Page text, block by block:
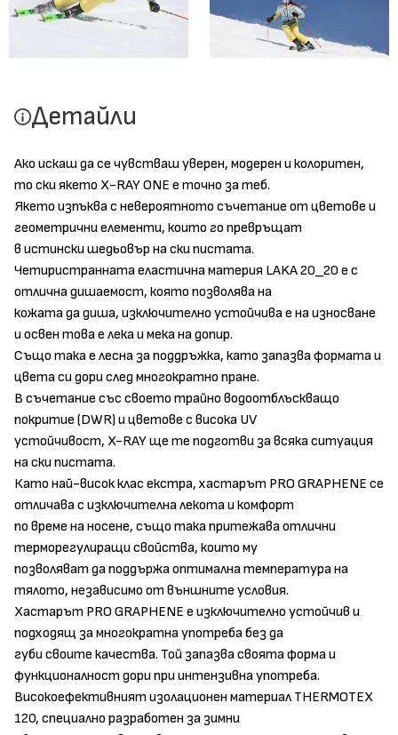
Детайли
Ако искаш да се чувстваш уверен, модерен и колоритен,
то ски якето Х-RAY ONE е точно за теб.
Якето изпъква с невероятното съчетание от цветове и
геометрични елементи, които го превръщат
в истински шедьовър на ски пистата.
Четиристранната еластична материя LAKA 20_20 е с
отлична дишаемост, която позволява на
кожата да диша, изключително устойчива е на износване
и освен това е лека и мека на допир.
Също така е лесна за поддръжка, като запазва формата и
цвета си дори след многократно пране.
В съчетание със своето трайно водоотблъскващо
покритие (DWR) и цветове с висока UV
устойчивост, X-RAY ще те подготви за всяка ситуация
на ски пистата.
Като най-висок клас екстра, хастарът PRO GRAPHENE се
отличава с изключителна лекота и комфорт
по време на носене, също така притежава отлични
терморегулиращи свойства, които му
позволяват да поддържа оптимална температура на
тялото, независимо от външните условия.
Хастарът PRO GRAPHENE е изключително устойчив и
подходящ за многократна употреба без да
губи своите качества. Той запазва своята форма и
функционалност дори при интензивна употреба.
Високоефективният изолационен материал THERMOTEX
120, специално разработен за зимни